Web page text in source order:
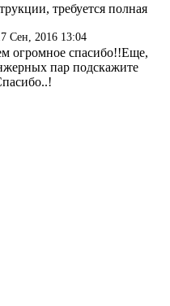
требуется полная
Сен, 2016 13:04
огромное спасибо!!Еще,
пар подскажите